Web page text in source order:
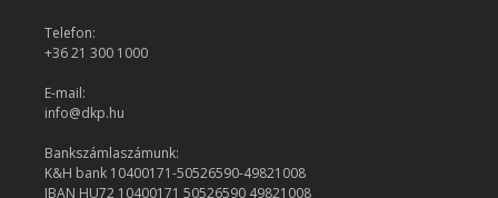
Telefon:
+36 21 300 1000
E-mail:
info@dkp.hu
Bankszámlaszámunk:
K&H bank 10400171-50526590-49821008
IBAN HU72 10400171 50526590 49821008